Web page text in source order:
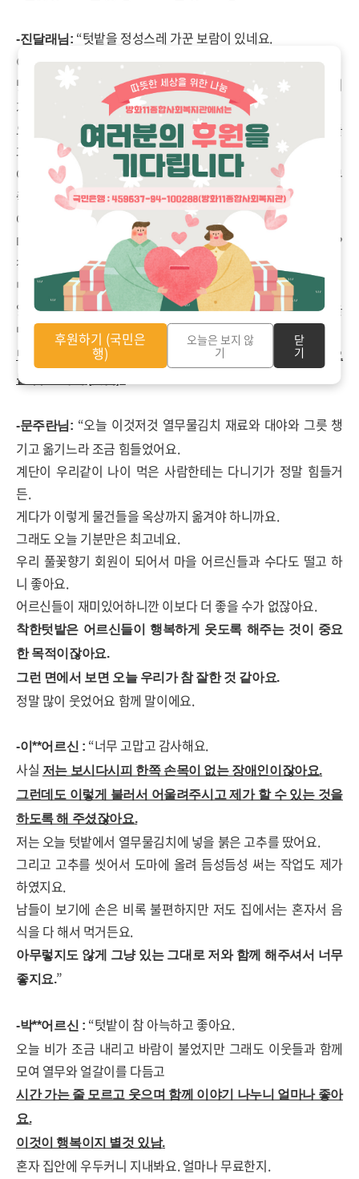
-진달래님: “텃밭을 정성스레 가꾼 보람이 있네요.
이렇게 의미있고 귀한 곳에 활용할 수 있다니 참 다행이에요.
텃밭을 통해서 이렇게 행복하고 풍성하게 나눌 수 있는 이야기
거리를 만들 수 있다니 얼마나 좋아요.
오늘 가득 심어놓은 텃밭 고추 한가지 가지고도 우리 어르신들
과 한참을 이야기할 수가 있었어요.
어르신들이 텃밭에서 활동을 안할 줄 알았는데 오늘 보니 너무
좋아하시더라고요.
아마 옛 생각들이 많이 나시는 것도 같았어요
다들 도시생활 하다보니 이런 텃밭 체험하기가 어디 쉬운가요
?
참 좋아하시더라고요
덩달아 저도 참 뿌듯하였지요.
앞으로 이 진달래가 힘껏 텃밭을 더 잘 관리 해야겠다는 마음을
먹었어요.
텃밭이 우리 사람사는 이야기인 것 같아요 착한 텃밭아
오
늘 참 고마워
-문주란님: “오늘 이것저것 열무물김치 재료와 대야와 그릇 챙
기고 옮기느라 조금 힘들었어요.
계단이 우리같이 나이 먹은 사람한테는 다니기가 정말 힘들거
든.
게다가 이렇게 물건들을 옥상까지 옮겨야 하니까요.
그래도 오늘 기분만은 최고네요.
우리 풀꽃향기 회원이 되어서 마을 어르신들과 수다도 떨고 하
니 좋아요.
어르신들이 재미있어하니깐 이보다 더 좋을 수가 없잖아요.
착한텃밭은 어르신들이 행복하게 웃도록 해주는 것이 중요
한 목적이잖아요.
그런 면에서 보면 오늘 우리가 참 잘한 것 같아요.
정말 많이 웃었어요 함께 말이에요.
-이**어르신 : “너무 고맙고 감사해요.
사실 저는 보시다시피 한쪽 손목이 없는 장애인이잖아요.
그런데도 이렇게 불러서 어울려주시고 제가 할 수 있는 것을
하도록 해 주셨잖아요.
저는 오늘 텃밭에서 열무물김치에 넣을 붉은 고추를 땄어요.
그리고 고추를 씻어서 도마에 올려 듬성듬성 써는 작업도 제가
하였지요.
남들이 보기에 손은 비록 불편하지만 저도 집에서는 혼자서 음
식을 다 해서 먹거든요.
아무렇지도 않게 그냥 있는 그대로 저와 함께 해주셔서 너무
좋지요.”
-박**어르신 : “텃밭이 참 아늑하고 좋아요.
오늘 비가 조금 내리고 바람이 불었지만 그래도 이웃들과 함께
모여 열무와 얼갈이를 다듬고
시간 가는 줄 모르고 웃으며 함께 이야기 나누니 얼마나 좋아
요.
이것이 행복이지 별것 있남.
혼자 집안에 우두커니 지내봐요.얼마나 무료한지.
후원하기 (국민은
행)
오늘은 보지 않
기
닫
기